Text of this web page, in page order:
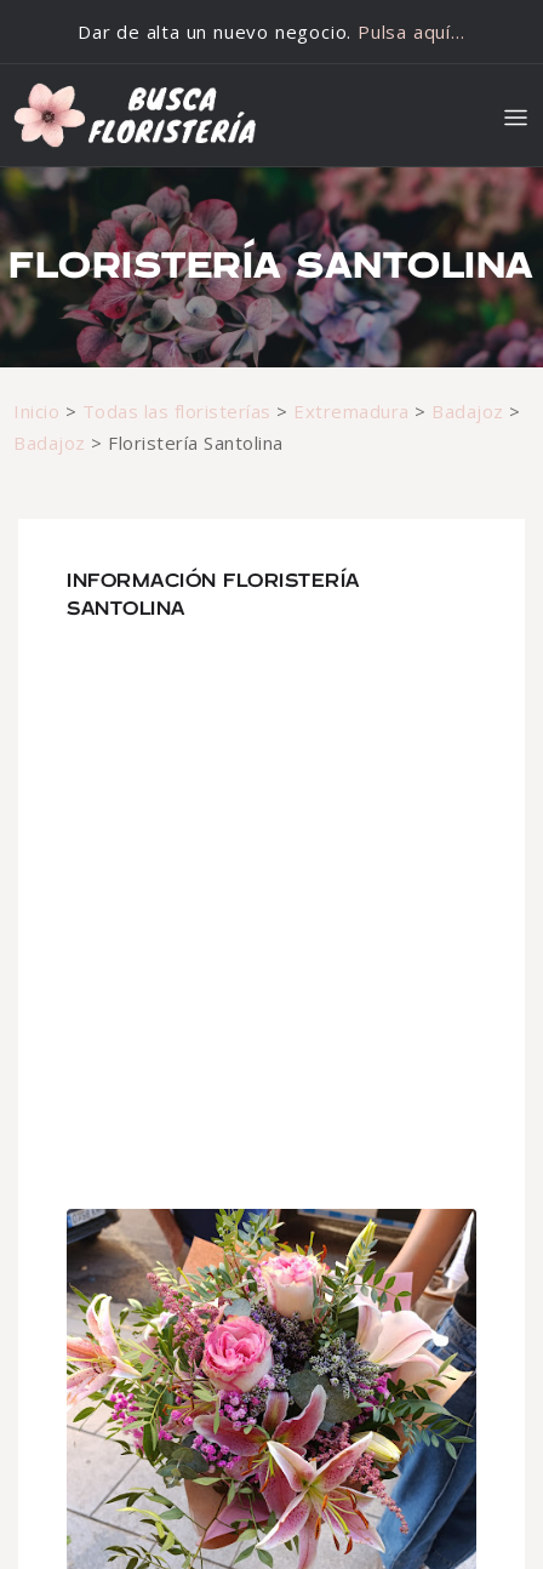
Dar de alta un nuevo negocio. Pulsa aquí…
FLORISTERÍA SANTOLINA
Inicio > Todas las floristerías > Extremadura > Badajoz >
Badajoz > Floristería Santolina
INFORMACIÓN FLORISTERÍA
SANTOLINA